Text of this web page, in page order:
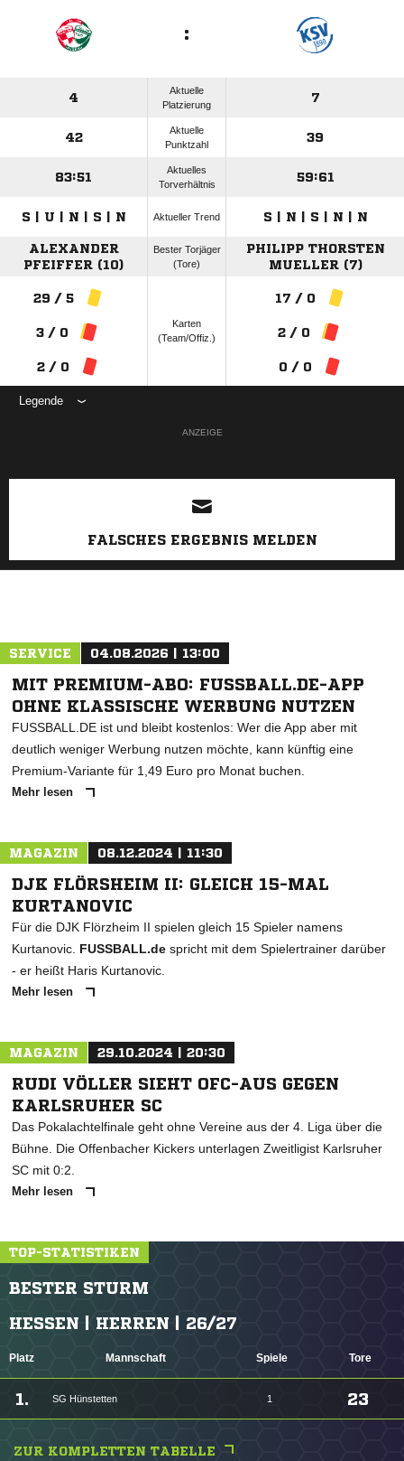
:
4
Aktuelle
Platzierung
7
42
Aktuelle
Punktzahl
39
83:51
Aktuelles
Torverhältnis
59:61
S | U | N | S | N Aktueller Trend S | N | S | N | N
ALEXANDER
PFEIFFER (10)
Bester Torjäger
(Tore)
PHILIPP THORSTEN
MUELLER (7)
29 / 5
3 / 0
2 / 0
Karten
(Team/Offiz.)
17 / 0
2 / 0
0 / 0
Legende
ANZEIGE
FALSCHES ERGEBNIS MELDEN
SERVICE 04.08.2026 | 13:00
MIT PREMIUM-ABO: FUSSBALL.DE-APP
OHNE KLASSISCHE WERBUNG NUTZEN
FUSSBALL.DE ist und bleibt kostenlos: Wer die App aber mit
deutlich weniger Werbung nutzen möchte, kann künftig eine
Premium-Variante für 1,49 Euro pro Monat buchen.
Mehr lesen
MAGAZIN 08.12.2024 | 11:30
DJK FLÖRSHEIM II: GLEICH 15-MAL
KURTANOVIC
Für die DJK Flörzheim II spielen gleich 15 Spieler namens
Kurtanovic. FUSSBALL.de spricht mit dem Spielertrainer darüber
- er heißt Haris Kurtanovic.
Mehr lesen
MAGAZIN 29.10.2024 | 20:30
RUDI VÖLLER SIEHT OFC-AUS GEGEN
KARLSRUHER SC
Das Pokalachtelfinale geht ohne Vereine aus der 4. Liga über die
Bühne. Die Offenbacher Kickers unterlagen Zweitligist Karlsruher
SC mit 0:2.
Mehr lesen
TOP-STATISTIKEN
BESTER STURM
HESSEN | HERREN | 26/27
Platz Mannschaft Spiele Tore
1. SG Hünstetten 1 23
ZUR KOMPLETTEN TABELLE